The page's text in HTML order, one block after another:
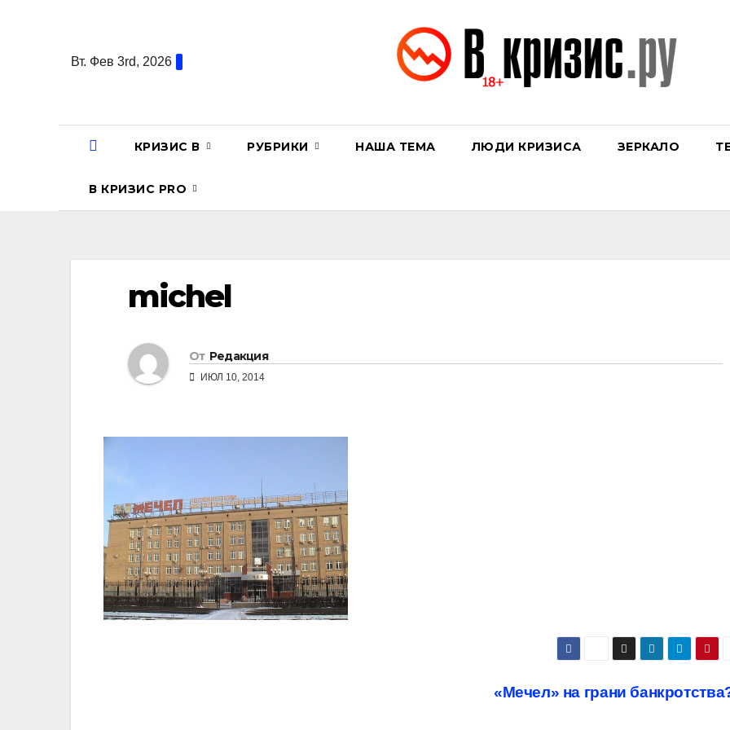
содержаниюВт. Фев 3rd, 2026
КРИЗИС В РУБРИКИ НАША ТЕМА ЛЮДИ КРИЗИСА ЗЕРКАЛО
В КРИЗИС PRO
michel
От Редакция
ИЮЛ 10, 2014
«Мечел» на грани